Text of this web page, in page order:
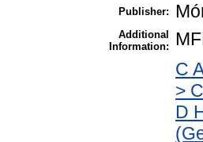
Publisher:
Additional
Information:
C
>
D